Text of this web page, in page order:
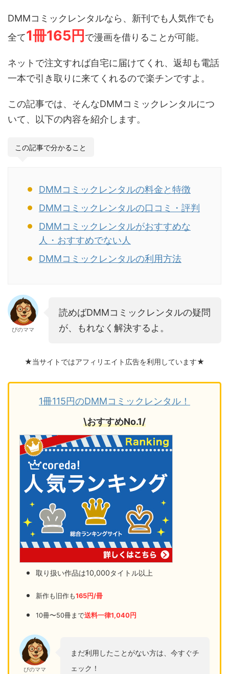
DMMコミックレンタルなら、新刊でも人気作でも
全て1冊165円 で漫画を借りることが可能。
ネットで注文すれば自宅に届けてくれ、返却も電話
一本で引き取りに来てくれるので楽チンですよ。
この記事では、そんなDMMコミックレンタルにつ
いて、以下の内容を紹介します。
この記事で分かること
DMMコミックレンタルの料金と特徴
DMMコミックレンタルの口コミ・評判
DMMコミックレンタルがおすすめな
人・おすすめでない人
DMMコミックレンタルの利用方法
ぴのママ
読めばDMMコミックレンタルの疑問
が、もれなく解決するよ。
★当サイトではアフィリエイト広告を利用しています★
1冊115円のDMMコミックレンタル！
\おすすめNo.1/
取り扱い作品は10,000タイトル以上
新作も旧作も165円/冊
10冊〜50冊まで送料一律1,040円
ぴのママ
まだ利用したことがない方は、今すぐチ
ェック！